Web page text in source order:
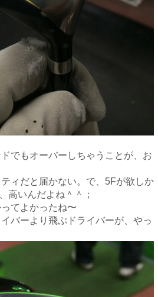
でもオーバーしちゃうことが、お
ィだと届かない。で、5Fが欲しか
高いんだよね＾＾；
てよかったね〜
バーより飛ぶドライバーが、やっ